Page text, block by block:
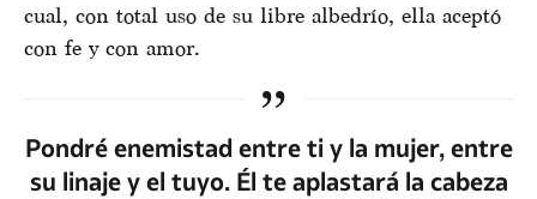
cual, con total uso de su libre albedrío, ella aceptó
con fe y con amor.
Pondré enemistad entre ti y la mujer, entre
su linaje y el tuyo. Él te aplastará la cabeza